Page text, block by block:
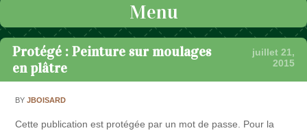
Menu
Passer au contenu
Protégé : Peinture sur moulages
en plâtre
juillet 21,
2015
BYJBOISARD
Cette publication est protégée par un mot de passe. Pour la